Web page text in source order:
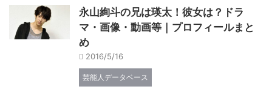
永山絢斗の兄は瑛太！彼女は？ドラ
マ・画像・動画等｜プロフィールまと
め
2016/5/16
芸能人データベース